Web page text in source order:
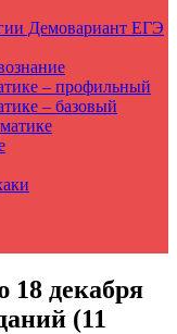
Демовариант ЕГЭ
– профильный
– базовый
декабря
(11